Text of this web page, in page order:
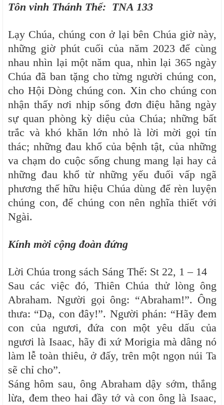
Tôn vinh Thánh Thể: TNA 133
Lạy Chúa, chúng con ở lại bên Chúa giờ này,
những giờ phút cuối của năm 2023 để cùng
nhau nhìn lại một năm qua, nhìn lại 365 ngày
Chúa đã ban tặng cho từng người chúng con,
cho Hội Dòng chúng con. Xin cho chúng con
nhận thấy nơi nhịp sống đơn điệu hằng ngày
sự quan phòng kỳ diệu của Chúa; những bất
trắc và khó khăn lớn nhỏ là lời mời gọi tín
thác; những đau khổ của bệnh tật, của những
va chạm do cuộc sống chung mang lại hay cả
những đau khổ từ những yếu đuối vấp ngã
phương thế hữu hiệu Chúa dùng để rèn luyện
chúng con, để chúng con nên nghĩa thiết với
Ngài.
Kính mời cộng đoàn đứng
Lời Chúa trong sách Sáng Thế: St 22, 1 – 14
Sau các việc đó, Thiên Chúa thử lòng ông
Abraham. Người gọi ông: “Abraham!”. Ông
thưa: “Dạ, con đây!”. Người phán: “Hãy đem
con của ngươi, đứa con một yêu dấu của
ngươi là Isaac, hãy đi xứ Morigia mà dâng nó
làm lễ toàn thiêu, ở đấy, trên một ngọn núi Ta
sẽ chỉ cho”.
Sáng hôm sau, ông Abraham dậy sớm, thắng
lừa, đem theo hai đầy tớ và con ông là Isaac,